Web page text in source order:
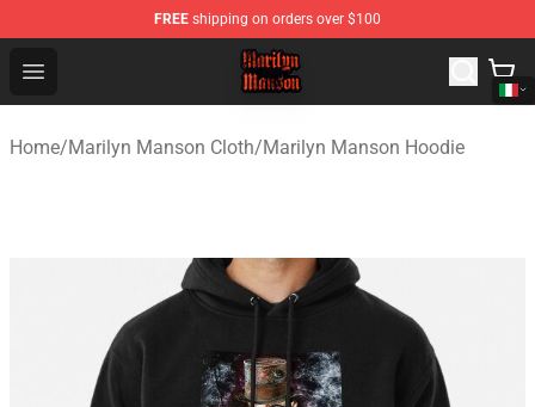
FREE shipping on orders over $100
Open menu
Marilyn Manson Shop - Official Marilyn Manson
Home/Marilyn Manson Cloth/Marilyn Manson Hoodie